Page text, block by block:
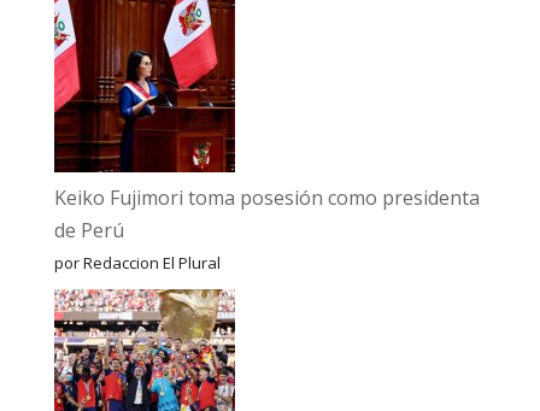
Keiko Fujimori toma posesión como presidenta
de Perú
por Redaccion El Plural